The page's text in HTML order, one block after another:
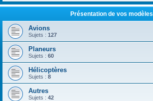
Présentation de vos modèles
Avions
Sujets : 127
Planeurs
Sujets : 60
Hélicoptères
Sujets : 8
Autres
Sujets : 42